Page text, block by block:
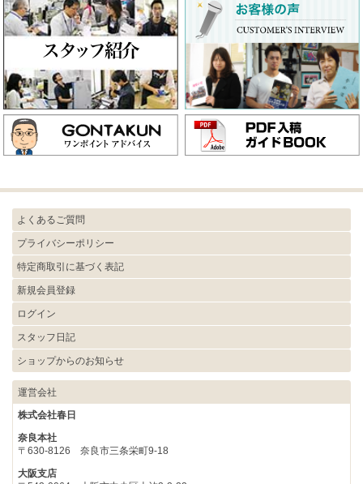
よくあるご質問
プライバシーポリシー
特定商取引に基づく表記
新規会員登録
ログイン
スタッフ日記
ショップからのお知らせ
運営会社
株式会社春日
奈良本社
〒630-8126 奈良市三条栄町9-18
大阪支店